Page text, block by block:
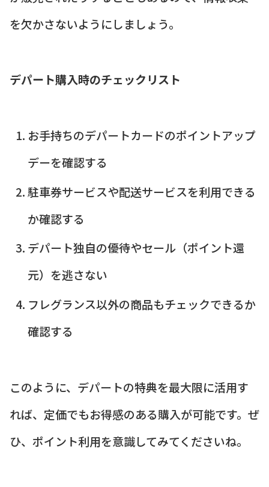
を欠かさないようにしましょう。
デパート購入時のチェックリスト
お手持ちのデパートカードのポイントアップ
デーを確認する
駐車券サービスや配送サービスを利用できる
か確認する
デパート独自の優待やセール（ポイント還
元）を逃さない
フレグランス以外の商品もチェックできるか
確認する
このように、デパートの特典を最大限に活用す
れば、定価でもお得感のある購入が可能です。ぜ
ひ、ポイント利用を意識してみてくださいね。